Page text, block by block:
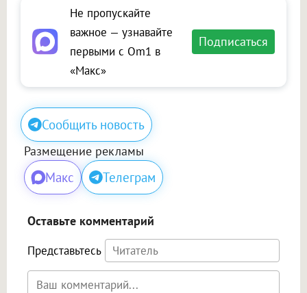
Не пропускайте
важное — узнавайте
первыми с Om1 в
«Макс»
Подписаться
Сообщить новость
Размещение рекламы
Макс Телеграм
Оставьте комментарий
Представьтесь